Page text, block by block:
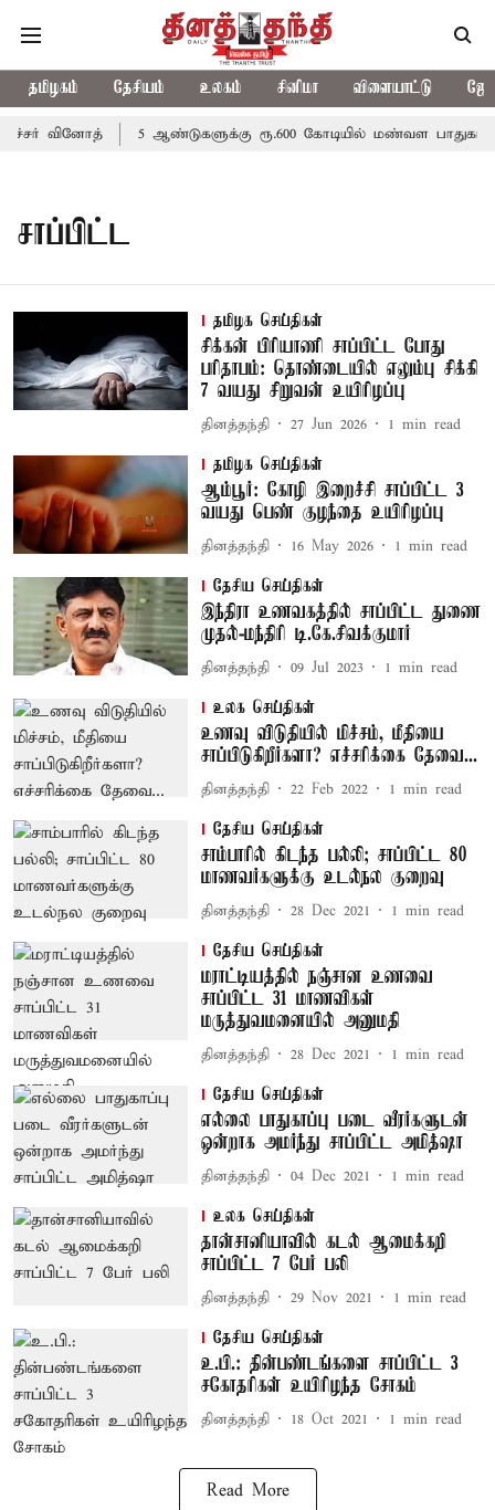
தமிழகம் தேசியம் உலகம் சினிமா விளையாட்டு
வினோத் 5 ஆண்டுகளுக்கு ரூ.600 கோடியில் மண்வள
சாப்பிட்ட
தமிழக செய்திகள்
சிக்கன் பிரியாணி சாப்பிட்ட போது
பரிதாபம்: தொண்டையில் எலும்பு சிக்கி
7 வயது சிறுவன் உயிரிழப்பு
தினத்தந்தி 27 Jun 2026 1 min read
தமிழக செய்திகள்
ஆம்பூர்: கோழி இறைச்சி சாப்பிட்ட 3
வயது பெண் குழந்தை உயிரிழப்பு
தினத்தந்தி 16 May 2026 1 min read
தேசிய செய்திகள்
இந்திரா உணவகத்தில் சாப்பிட்ட துணை
முதல்-மந்திரி டி.கே.சிவக்குமார்
தினத்தந்தி 09 Jul 2023 1 min read
உலக செய்திகள்
உணவு விடுதியில் மிச்சம், மீதியை
சாப்பிடுகிறீர்களா? எச்சரிக்கை தேவை...
தினத்தந்தி 22 Feb 2022 1 min read
தேசிய செய்திகள்
சாம்பாரில் கிடந்த பல்லி; சாப்பிட்ட 80
மாணவர்களுக்கு உடல்நல குறைவு
தினத்தந்தி 28 Dec 2021 1 min read
தேசிய செய்திகள்
மராட்டியத்தில் நஞ்சான உணவை
சாப்பிட்ட 31 மாணவிகள்
மருத்துவமனையில் அனுமதி
தினத்தந்தி 28 Dec 2021 1 min read
தேசிய செய்திகள்
எல்லை பாதுகாப்பு படை வீரர்களுடன்
ஒன்றாக அமர்ந்து சாப்பிட்ட அமித்ஷா
தினத்தந்தி 04 Dec 2021 1 min read
உலக செய்திகள்
தான்சானியாவில் கடல் ஆமைக்கறி
சாப்பிட்ட 7 பேர் பலி
தினத்தந்தி 29 Nov 2021 1 min read
தேசிய செய்திகள்
உ.பி.: தின்பண்டங்களை சாப்பிட்ட 3
சகோதரிகள் உயிரிழந்த சோகம்
தினத்தந்தி 18 Oct 2021 1 min read
Read More